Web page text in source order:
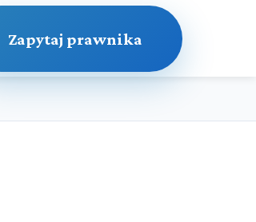
Zapytaj prawnika